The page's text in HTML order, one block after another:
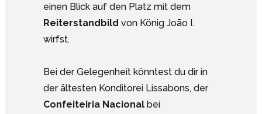
einen Blick auf den Platz mit dem
Reiterstandbild von König João I.
wirfst.
Bei der Gelegenheit könntest du dir in
der ältesten Konditorei Lissabons, der
Confeiteiria Nacional bei